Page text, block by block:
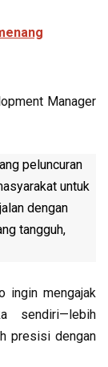
Manager
peluncuran
untuk
dengan
tangguh,
ingin mengajak
sendiri—lebih
presisi dengan